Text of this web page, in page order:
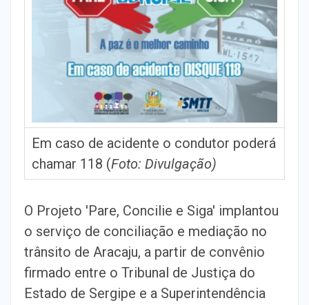
Em caso de acidente o condutor poderá
chamar 118 (Foto: Divulgação)
O Projeto 'Pare, Concilie e Siga' implantou
o serviço de conciliação e mediação no
trânsito de Aracaju, a partir de convênio
firmado entre o Tribunal de Justiça do
Estado de Sergipe e a Superintendência